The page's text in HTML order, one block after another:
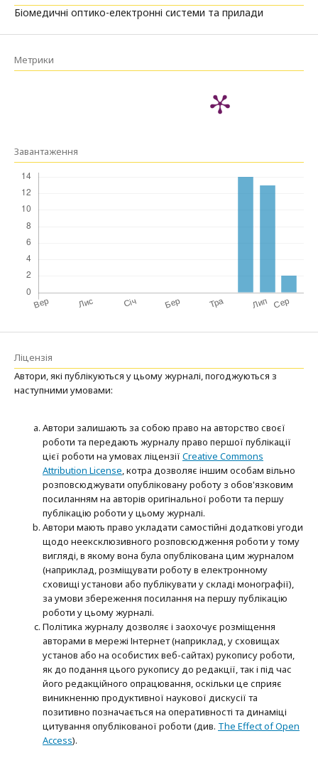
Біомедичні оптико-електронні системи та прилади
Метрики
Завантаження
Ліцензія
Автори, які публікуються у цьому журналі, погоджуються з
наступними умовами:
Автори залишають за собою право на авторство своєї
роботи та передають журналу право першої публікації
цієї роботи на умовах ліцензії Creative Commons
Attribution License, котра дозволяє іншим особам вільно
розповсюджувати опубліковану роботу з обов'язковим
посиланням на авторів оригінальної роботи та першу
публікацію роботи у цьому журналі.
Автори мають право укладати самостійні додаткові угоди
щодо неексклюзивного розповсюдження роботи у тому
вигляді, в якому вона була опублікована цим журналом
(наприклад, розміщувати роботу в електронному
сховищі установи або публікувати у складі монографії),
за умови збереження посилання на першу публікацію
роботи у цьому журналі.
Політика журналу дозволяє і заохочує розміщення
авторами в мережі Інтернет (наприклад, у сховищах
установ або на особистих веб-сайтах) рукопису роботи,
як до подання цього рукопису до редакції, так і під час
його редакційного опрацювання, оскільки це сприяє
виникненню продуктивної наукової дискусії та
позитивно позначається на оперативності та динаміці
цитування опублікованої роботи (див. The Effect of Open
Access).